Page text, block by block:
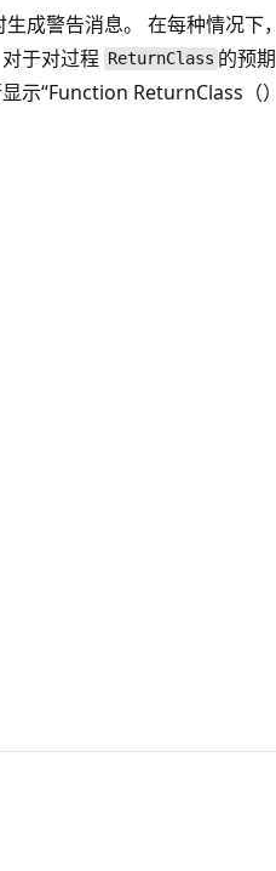
生成警告消息。 在每种情况下，
于对过程 ReturnClass 的预期
示“Function ReturnClass（）